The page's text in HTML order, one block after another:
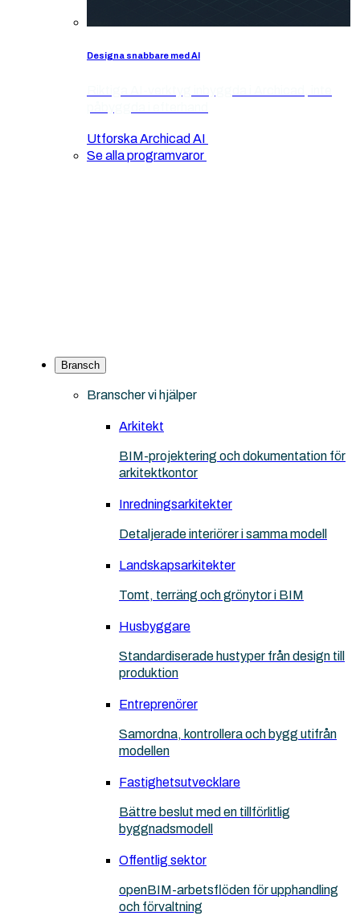
Designa snabbare med AI
Utforska Archicad AI
Se alla programvaror
Bransch
Branscher vi hjälper
Arkitekt
BIM-projektering och dokumentation för
arkitektkontor
Inredningsarkitekter
Detaljerade interiörer i samma modell
Landskapsarkitekter
Tomt, terräng och grönytor i BIM
Husbyggare
Standardiserade hustyper från design till
produktion
Entreprenörer
Samordna, kontrollera och bygg utifrån
modellen
Fastighetsutvecklare
Bättre beslut med en tillförlitlig
byggnadsmodell
Offentlig sektor
openBIM-arbetsflöden för upphandling
och förvaltning